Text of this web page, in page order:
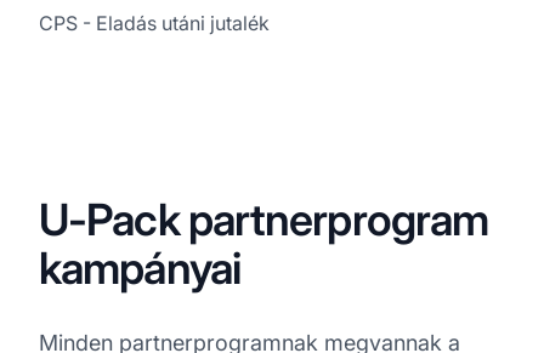
CPS - Eladás utáni jutalék
U-Pack partnerprogram
kampányai
Minden partnerprogramnak megvannak a